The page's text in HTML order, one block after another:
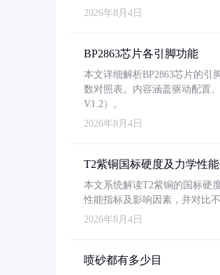
2026年8月4日
BP2863芯片各引脚功能
本文详细解析BP2863芯片的
数对照表。内容涵盖驱动配置
V1.2）。
2026年8月4日
T2紫铜国标硬度及力学性
本文系统解读T2紫铜的国标硬
性能指标及影响因素，并对比
2026年8月4日
喷砂都有多少目